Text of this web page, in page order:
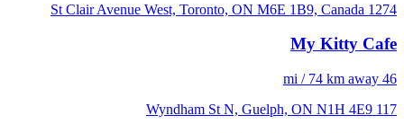
1274 St Clair Avenue West, Toronto, ON M6E 1B9, Canada
My Kitty Cafe
46 mi / 74 km away
117 Wyndham St N, Guelph, ON N1H 4E9